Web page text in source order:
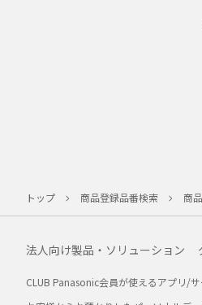
トップ 商品登録品番検索 商
法人向け製品・ソリューション
CLUB Panasonic会員が使えるアプリ/